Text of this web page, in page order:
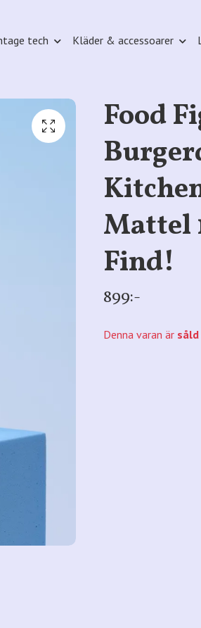
tech Kläder & accessoarer
Food
Mattel
Find!
899:-
Denna varan ärsåld